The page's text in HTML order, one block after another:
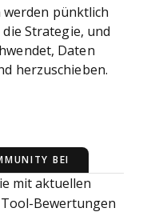
werden pünktlich
Strategie, und
Daten
herzuschieben.
BEI
mit aktuellen
Tool-Bewertungen